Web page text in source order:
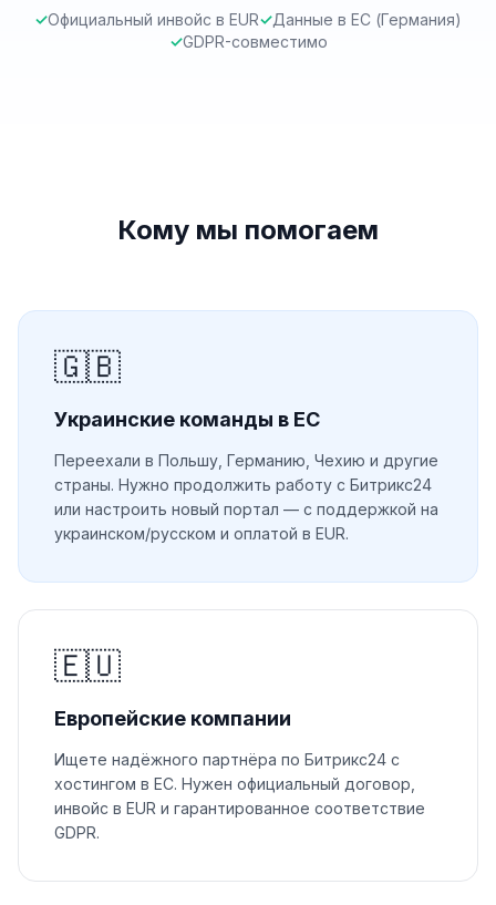
✓Официальный инвойс в EUR✓Данные в ЕС (Германия)
✓GDPR-совместимо
Кому мы помогаем
🇬🇧
Украинские команды в ЕС
Переехали в Польшу, Германию, Чехию и другие
страны. Нужно продолжить работу с Битрикс24
или настроить новый портал — с поддержкой на
украинском/русском и оплатой в EUR.
🇪🇺
Европейские компании
Ищете надёжного партнёра по Битрикс24 с
хостингом в ЕС. Нужен официальный договор,
инвойс в EUR и гарантированное соответствие
GDPR.